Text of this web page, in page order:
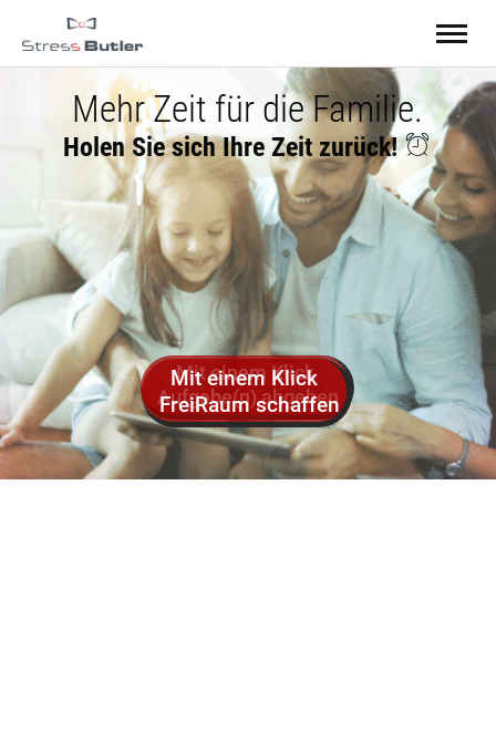
Mit einem Klick
FreiRaum schaffen
Mehr Zeit für Ihr Unternehmen.
Holen Sie sich Ihre Zeit zurück!